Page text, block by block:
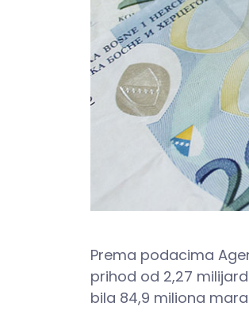
Prema podacima
prihod od 2,27
bila 84,9 miliona